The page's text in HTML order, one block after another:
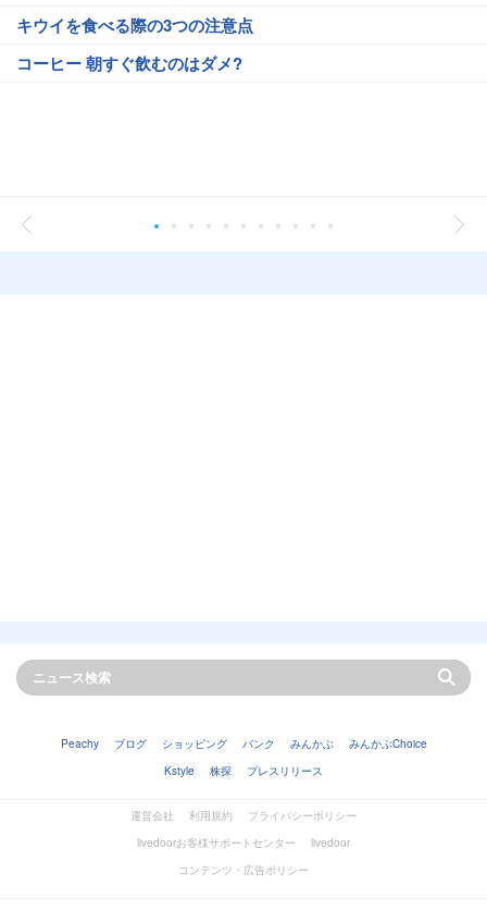
キウイを食べる際の3つの注意点
コーヒー 朝すぐ飲むのはダメ?
Peachy ブログ ショッピング バンク みんかぶ
みんかぶChoice
Kstyle
株探 プレスリリース
運営会社 利用規約
プライバシーポリシー
livedoorお客様サポートセンター
livedoor
コンテンツ・広告ポリシー